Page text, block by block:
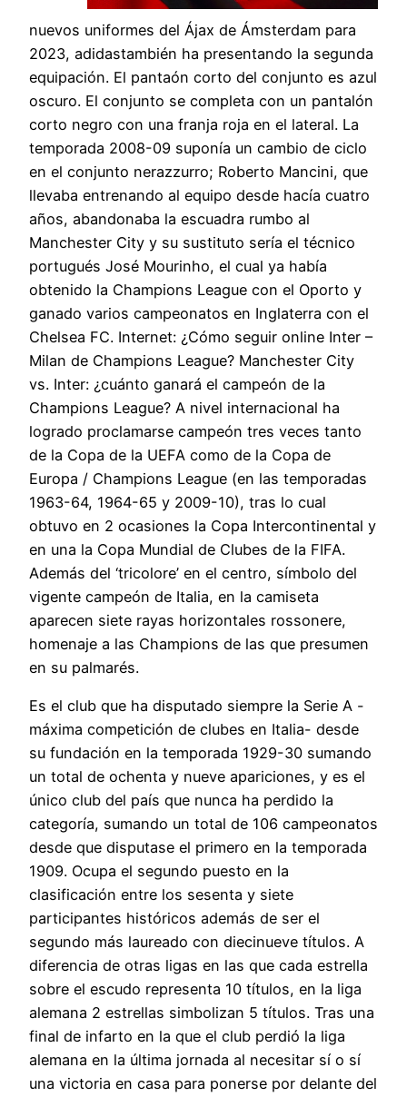
nuevos uniformes del Ájax de Ámsterdam para
2023, adidastambién ha presentando la segunda
equipación. El pantaón corto del conjunto es azul
oscuro. El conjunto se completa con un pantalón
corto negro con una franja roja en el lateral. La
temporada 2008-09 suponía un cambio de ciclo
en el conjunto nerazzurro; Roberto Mancini, que
llevaba entrenando al equipo desde hacía cuatro
años, abandonaba la escuadra rumbo al
Manchester City y su sustituto sería el técnico
portugués José Mourinho, el cual ya había
obtenido la Champions League con el Oporto y
ganado varios campeonatos en Inglaterra con el
Chelsea FC. Internet: ¿Cómo seguir online Inter –
Milan de Champions League? Manchester City
vs. Inter: ¿cuánto ganará el campeón de la
Champions League? A nivel internacional ha
logrado proclamarse campeón tres veces tanto
de la Copa de la UEFA como de la Copa de
Europa / Champions League (en las temporadas
1963-64, 1964-65 y 2009-10), tras lo cual
obtuvo en 2 ocasiones la Copa Intercontinental y
en una la Copa Mundial de Clubes de la FIFA.
Además del ‘tricolore’ en el centro, símbolo del
vigente campeón de Italia, en la camiseta
aparecen siete rayas horizontales rossonere,
homenaje a las Champions de las que presumen
en su palmarés.
Es el club que ha disputado siempre la Serie A -
máxima competición de clubes en Italia- desde
su fundación en la temporada 1929-30 sumando
un total de ochenta y nueve apariciones, y es el
único club del país que nunca ha perdido la
categoría, sumando un total de 106 campeonatos
desde que disputase el primero en la temporada
1909. Ocupa el segundo puesto en la
clasificación entre los sesenta y siete
participantes históricos además de ser el
segundo más laureado con diecinueve títulos. A
diferencia de otras ligas en las que cada estrella
sobre el escudo representa 10 títulos, en la liga
alemana 2 estrellas simbolizan 5 títulos. Tras una
final de infarto en la que el club perdió la liga
alemana en la última jornada al necesitar sí o sí
una victoria en casa para ponerse por delante del